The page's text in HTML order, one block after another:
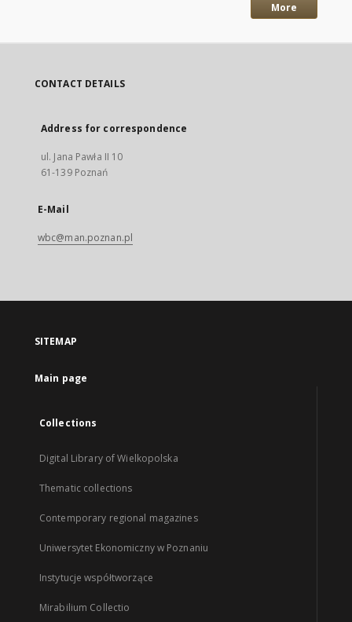
More
CONTACT DETAILS
Address for correspondence
ul. Jana Pawła II 10
61-139 Poznań
E-Mail
wbc@man.poznan.pl
SITEMAP
Main page
Collections
Digital Library of Wielkopolska
Thematic collections
Contemporary regional magazines
Uniwersytet Ekonomiczny w Poznaniu
Instytucje współtworzące
Mirabilium Collectio